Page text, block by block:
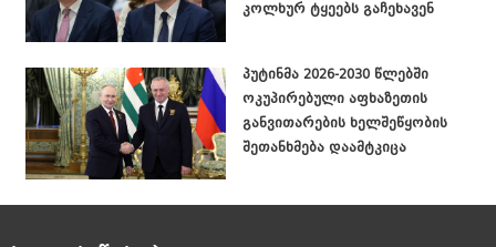
კოლხურ ტყეებს გაჩეხავენ
პუტინმა 2026-2030 წლებში
ოკუპირებული აფხაზეთის
განვითარების ხელშეწყობის
შეთანხმება დაამტკიცა